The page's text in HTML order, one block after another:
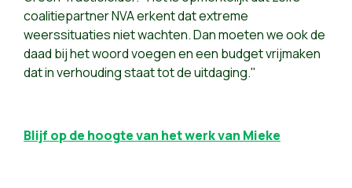
coalitiepartner NVA erkent dat extreme
weerssituaties niet wachten. Dan moeten we ook de
daad bij het woord voegen en een budget vrijmaken
dat in verhouding staat tot de uitdaging."
Blijf op de hoogte van het werk van Mieke